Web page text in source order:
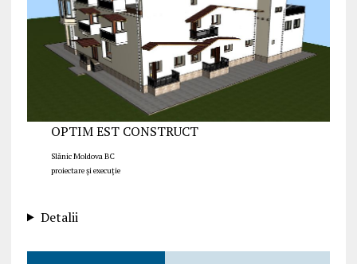
OPTIM EST CONSTRUCT
Slănic Moldova BC
proiectare și execuție
Detalii